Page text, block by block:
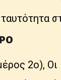
2ο),